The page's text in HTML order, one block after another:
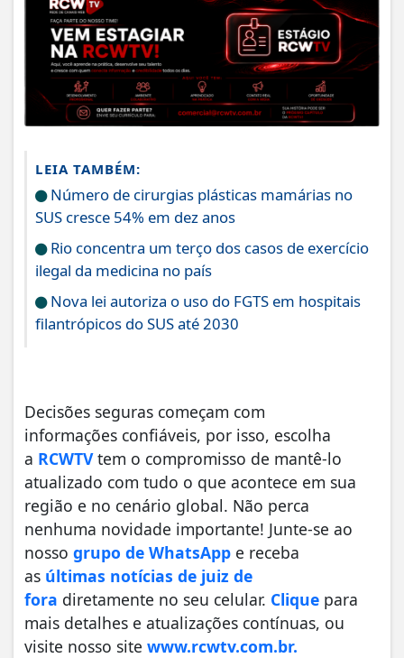
LEIA TAMBÉM:
Número de cirurgias plásticas mamárias no
SUS cresce 54% em dez anos
Rio concentra um terço dos casos de exercício
ilegal da medicina no país
Nova lei autoriza o uso do FGTS em hospitais
filantrópicos do SUS até 2030
Decisões seguras começam com
informações confiáveis, por isso, escolha
a RCWTVtem o compromisso de mantê-lo
atualizado com tudo o que acontece em sua
região e no cenário global. Não perca
nenhuma novidade importante! Junte-se ao
nosso grupo de WhatsApp e receba
as últimas notícias de juiz de
fora diretamente no seu celular. Clique para
mais detalhes e atualizações contínuas, ou
visite nosso site www.rcwtv.com.br.